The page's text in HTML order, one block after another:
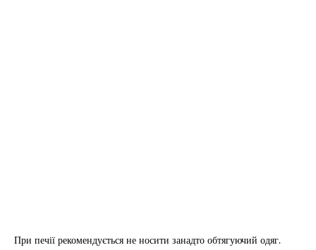
При печії рекомендується не носити занадто обтягуючий одяг.